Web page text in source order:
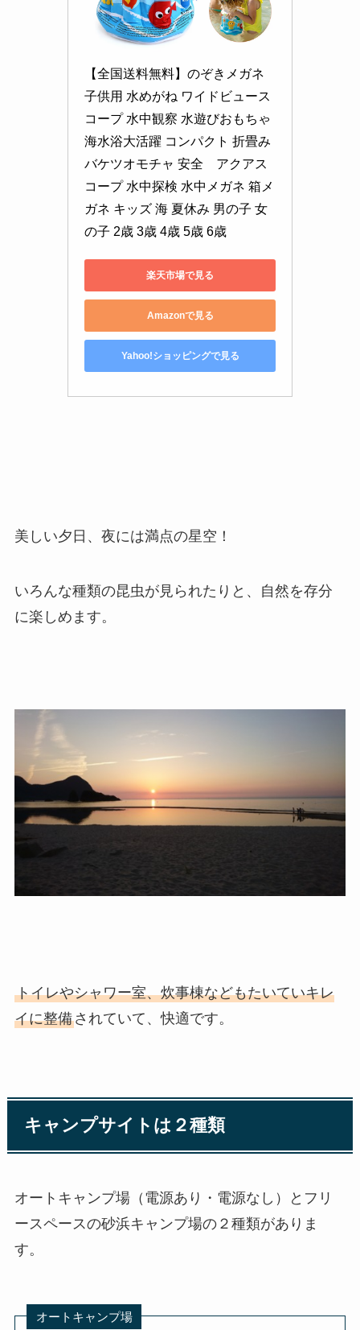
【全国送料無料】のぞきメガネ
子供用 水めがね ワイドビュース
コープ 水中観察 水遊びおもちゃ
海水浴大活躍 コンパクト 折畳み
バケツオモチャ 安全　アクアス
コープ 水中探検 水中メガネ 箱メ
ガネ キッズ 海 夏休み 男の子 女
の子 2歳 3歳 4歳 5歳 6歳
楽天市場で見る
Amazonで見る
Yahoo!ショッピングで見る
美しい夕日、夜には満点の星空！
いろんな種類の昆虫が見られたりと、自然を存分
に楽しめます。
トイレやシャワー室、炊事棟などもたいていキレ
イに整備されていて、快適です。
キャンプサイトは２種類
オートキャンプ場（電源あり・電源なし）とフリ
ースペースの砂浜キャンプ場の２種類がありま
す。
オートキャンプ場